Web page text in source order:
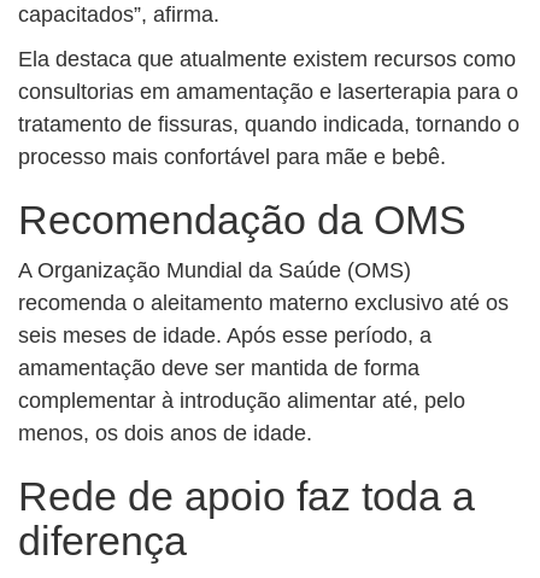
capacitados”, afirma.
Ela destaca que atualmente existem recursos como
consultorias em amamentação e laserterapia para o
tratamento de fissuras, quando indicada, tornando o
processo mais confortável para mãe e bebê.
Recomendação da OMS
A Organização Mundial da Saúde (OMS)
recomenda o aleitamento materno exclusivo até os
seis meses de idade. Após esse período, a
amamentação deve ser mantida de forma
complementar à introdução alimentar até, pelo
menos, os dois anos de idade.
Rede de apoio faz toda a
diferença